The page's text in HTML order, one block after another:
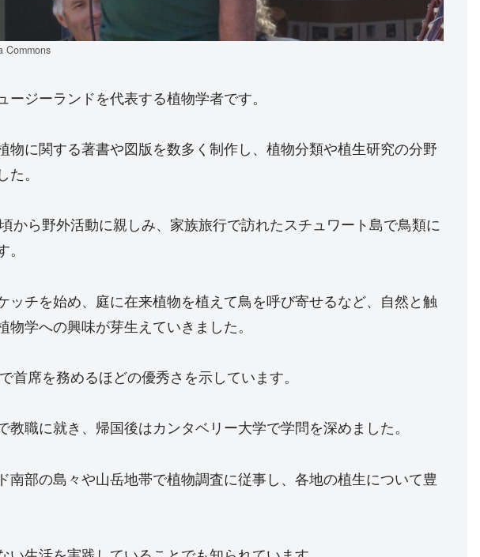
Commons
ジーランドを代表する植物学者です。
物に関する著書や図版を数多く制作し、植物分類や植生研究の分野
。
から野外活動に親しみ、家族旅行で訪れたスチュワート島で鳥類に
ッチを始め、庭に在来植物を植えて鳥を呼び寄せるなど、自然と触
学への興味が芽生えていきました。
首席を務めるほどの優秀さを示しています。
職に就き、帰国後はカンタベリー大学で学問を深めました。
南部の島々や山岳地帯で植物調査に従事し、各地の植生について豊